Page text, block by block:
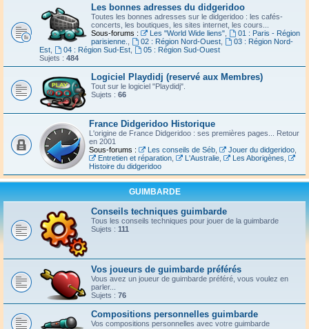
Les bonnes adresses du didgeridoo
Toutes les bonnes adresses sur le didgeridoo : les cafés-
concerts, les boutiques, les sites internet, les cours...
Sous-forums :
Les "World Wide liens",
01 : Paris - Région
parisienne.
02 : Région Nord-Ouest,
03 : Région Nord-
Est
04 : Région Sud-Est,
05 : Région Sud-Ouest
Sujets : 484
Logiciel Playdidj (reservé aux Membres)
Tout sur le logiciel "Playdidj".
Sujets : 66
France Didgeridoo Historique
L'origine de France Didgeridoo : ses premières pages... Retour
en 2001
Sous-forums :
Les conseils de Séb, Jouer du didgeridoo,
Entretien et réparation, L'Australie, Les Aborigènes
Histoire du didgeridoo
GUIMBARDE
Conseils techniques guimbarde
Tous les conseils techniques pour jouer de la guimbarde
Sujets : 111
Vos joueurs de guimbarde préférés
Vous avez un joueur de guimbarde préféré, vous voulez en
parler...
Sujets : 76
Compositions personnelles guimbarde
Vos compositions personnelles avec votre guimbarde